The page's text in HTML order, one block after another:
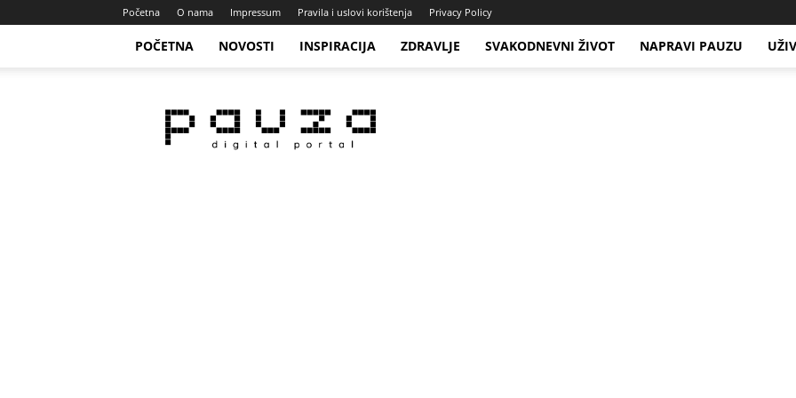
Početna O nama Impressum Pravila i uslovi korištenja Privacy Policy
POČETNA NOVOSTI INSPIRACIJA ZDRAVLJE SVAKODNEVNI ŽIVOT NAPRAVI PAUZU
Portal